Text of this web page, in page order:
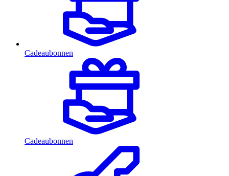
Cadeaubonnen
Cadeaubonnen